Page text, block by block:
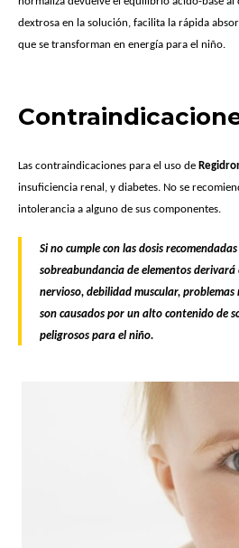
dextrosa en la solución, facilita la rápida
que se transforman en energía para el niño.
Las contraindicaciones para el uso de
insuficiencia renal, y diabetes. No se
intolerancia a alguno de sus componentes.
Si no cumple con las dosis
sobreabundancia de elementos
nervioso, debilidad muscular,
son causados ​​por un alto contenido de
peligrosos para el niño.